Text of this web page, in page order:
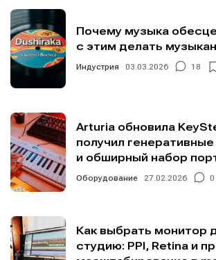
Почему музыка
с этим делать
Индустрия 03.03.2026 18
Arturia обновила
получил
и обширный набор
Оборудование 27.02.2026 0
Как выбрать монитор
студию: PPI, Retina и